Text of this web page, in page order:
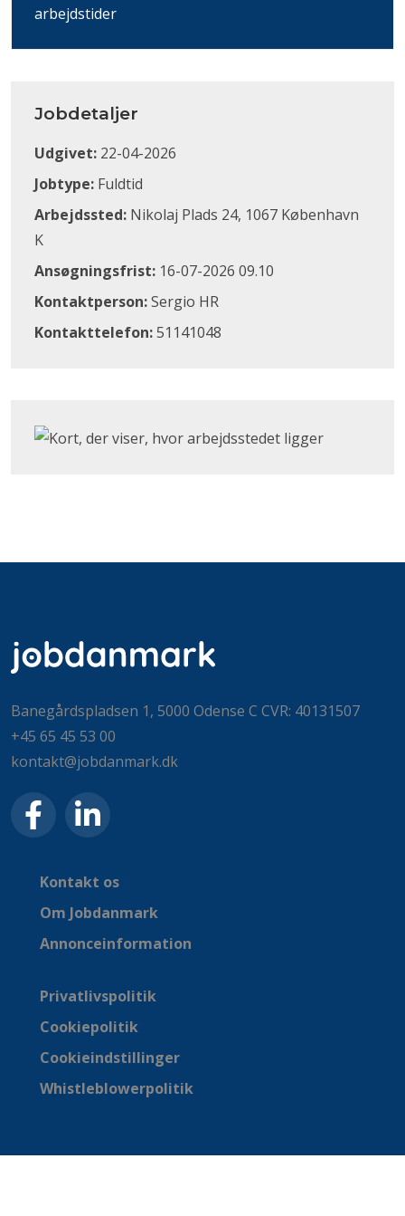
arbejdstider
Jobdetaljer
Udgivet: 22-04-2026
Jobtype: Fuldtid
Arbejdssted: Nikolaj Plads 24, 1067 København
K
Ansøgningsfrist: 16-07-2026 09.10
Kontaktperson:Sergio HR
Kontakttelefon:51141048
Klik for at åbne Google Maps og se, hvor
Banegårdspladsen 1, 5000 Odense C CVR: 40131507
+45 65 45 53 00
kontakt@jobdanmark.dk
Kontakt os
Om Jobdanmark
Annonceinformation
Privatlivspolitik
Cookiepolitik
Cookieindstillinger
Whistleblowerpolitik